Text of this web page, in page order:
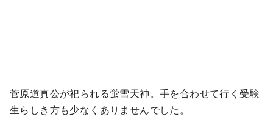
菅原道真公が祀られる蛍雪天神。手を合わせて行く受験
生らしき方も少なくありませんでした。